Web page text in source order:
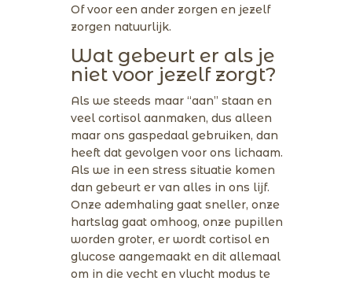
Of voor een ander zorgen en jezelf
zorgen natuurlijk.
Wat gebeurt er als je
niet voor jezelf zorgt?
Als we steeds maar “aan” staan en
veel cortisol aanmaken, dus alleen
maar ons gaspedaal gebruiken, dan
heeft dat gevolgen voor ons lichaam.
Als we in een stress situatie komen
dan gebeurt er van alles in ons lijf.
Onze ademhaling gaat sneller, onze
hartslag gaat omhoog, onze pupillen
worden groter, er wordt cortisol en
glucose aangemaakt en dit allemaal
om in die vecht en vlucht modus te